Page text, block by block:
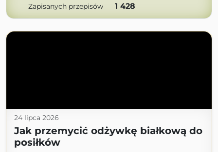
Zapisanych przepisów 1 428
24 lipca 2026
Jak przemycić odżywkę białkową do
posiłków